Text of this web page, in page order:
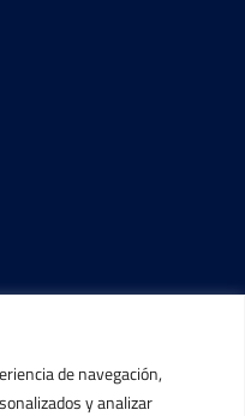
de navegación,
y analizar